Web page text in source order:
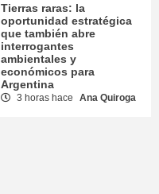
Tierras raras: la
oportunidad estratégica
que también abre
interrogantes
ambientales y
económicos para
Argentina
3 horas hace Ana Quiroga